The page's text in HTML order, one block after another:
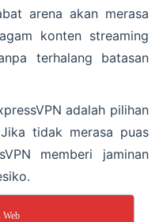
arena akan merasa
konten streaming
terhalang batasan
adalah pilihan
tidak merasa puas
memberi jaminan
Web